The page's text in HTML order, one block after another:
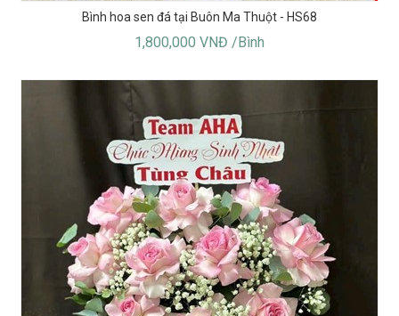
Bình hoa sen đá tại Buôn Ma Thuột - HS68
1,800,000 VNĐ /Bình